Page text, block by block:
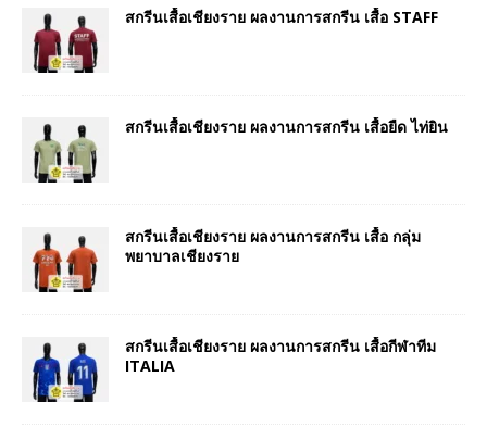
สกรีนเสื้อเชียงราย ผลงานการสกรีน เสื้อ STAFF
สกรีนเสื้อเชียงราย ผลงานการสกรีน เสื้อยืด ไท่ยิน
สกรีนเสื้อเชียงราย ผลงานการสกรีน เสื้อ กลุ่ม
พยาบาลเชียงราย
สกรีนเสื้อเชียงราย ผลงานการสกรีน เสื้อกีฬาทีม
ITALIA